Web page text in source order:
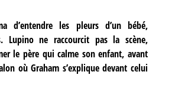
d’entendre les pleurs d’un bébé,
Lupino ne raccourcit pas la scène,
le père qui calme son enfant, avant
où Graham s’explique devant celui